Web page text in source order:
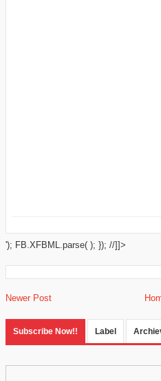
'); FB.XFBML.parse( ); }); //]]>
Newer Post
Subscribe Now!! Label